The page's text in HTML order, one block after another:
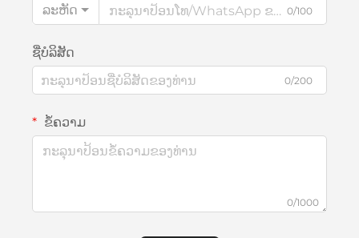
ລະຫັດ
0/100
ຊື່ບໍລິສັດ
0/200
ຂໍ້ຄວາມ
0/1000